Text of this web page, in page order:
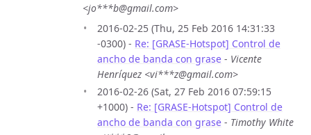
<jo***b@gmail.com>
2016-02-25 (Thu, 25 Feb 2016 14:31:33
-0300) - Re: [GRASE-Hotspot] Control de
ancho de banda con grase - Vicente
Henríquez <vi***z@gmail.com>
2016-02-26 (Sat, 27 Feb 2016 07:59:15
+1000) - Re: [GRASE-Hotspot] Control de
ancho de banda con grase - Timothy White